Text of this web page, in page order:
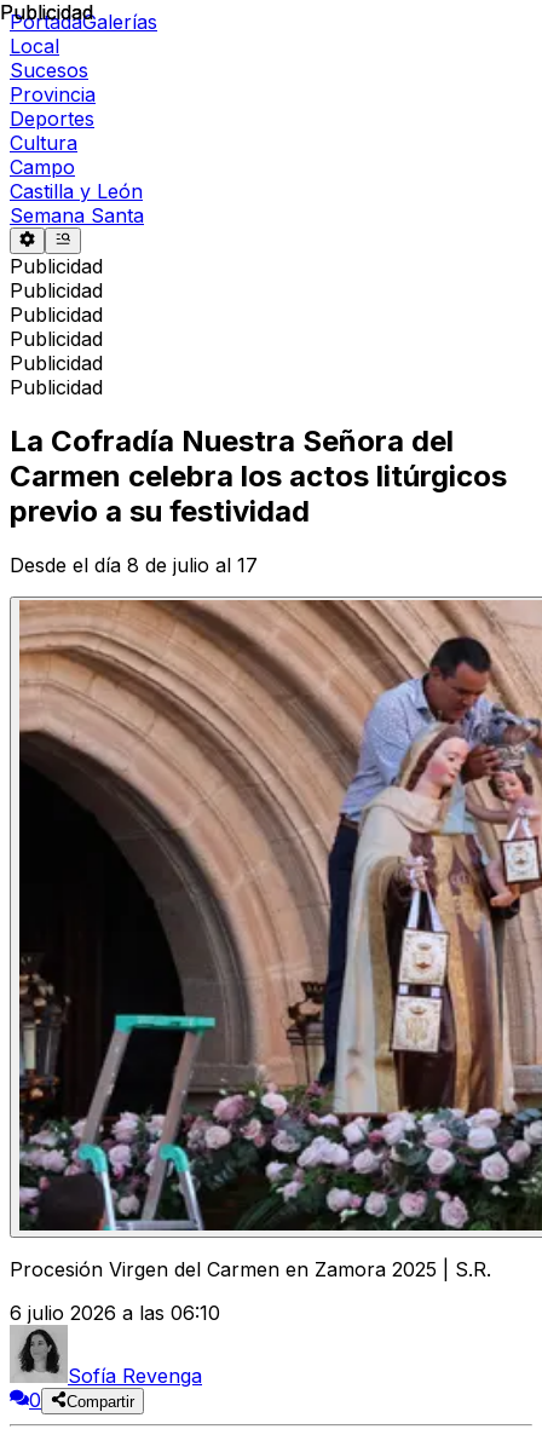
PortadaGalerías
Local
Sucesos
Provincia
Deportes
Cultura
Campo
Castilla y León
Semana Santa
Publicidad
Publicidad
Publicidad
Publicidad
Publicidad
Publicidad
Publicidad
La Cofradía Nuestra Señora del
Carmen celebra los actos litúrgicos
previo a su festividad
Desde el día 8 de julio al 17
Procesión Virgen del Carmen en Zamora 2025 | S.R.
6 julio 2026 a las 06:10
Sofía Revenga
0
Compartir
Publicidad